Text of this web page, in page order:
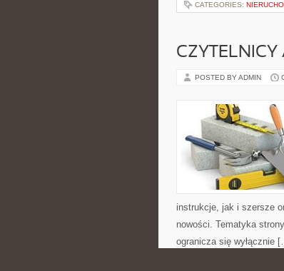
CATEGORIES:
POSTED BY ADMIN
instrukcje, jak i szersze
nowości. Tematyka
ogranicza się wyłącznie